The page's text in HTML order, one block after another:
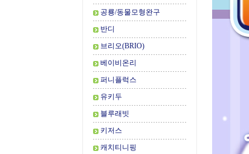
공룡/동물모형완구
반디
브리오(BRIO)
베이비온리
퍼니플럭스
유키두
블루래빗
키저스
캐치티니핑